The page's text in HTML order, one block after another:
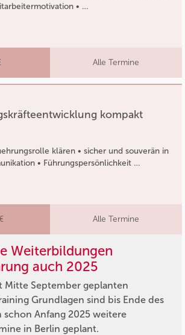
• …
Alle Termine
kompakt
klären • sicher und souverän in
• Führungspersönlichkeit …
Alle Termine
Weiterbildungen
auch 2025
Mitte September geplanten
Grundlagen sind bis Ende des
schon Anfang 2025 weitere
in Berlin geplant.